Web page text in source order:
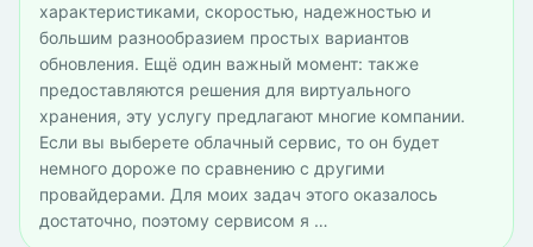
характеристиками, скоростью, надежностью и
большим разнообразием простых вариантов
обновления. Ещё один важный момент: также
предоставляются решения для виртуального
хранения, эту услугу предлагают многие компании.
Если вы выберете облачный сервис, то он будет
немного дороже по сравнению с другими
провайдерами. Для моих задач этого оказалось
достаточно, поэтому сервисом я …